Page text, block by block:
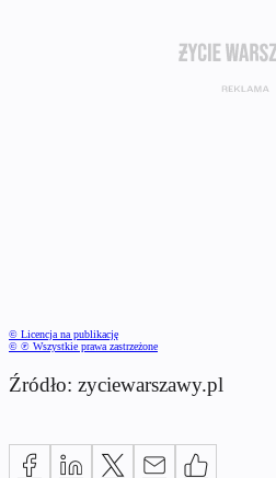
© Licencja na publikację
© ℗ Wszystkie prawa zastrzeżone
Źródło: zyciewarszawy.pl